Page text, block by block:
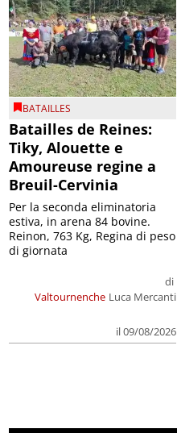
BATAILLES
Batailles de Reines:
Tiky, Alouette e
Amoureuse regine a
Breuil-Cervinia
Valtournenche
di
Luca Mercanti
il 09/08/2026
Per la seconda eliminatoria
estiva, in arena 84 bovine.
Reinon, 763 Kg, Regina di peso
di giornata